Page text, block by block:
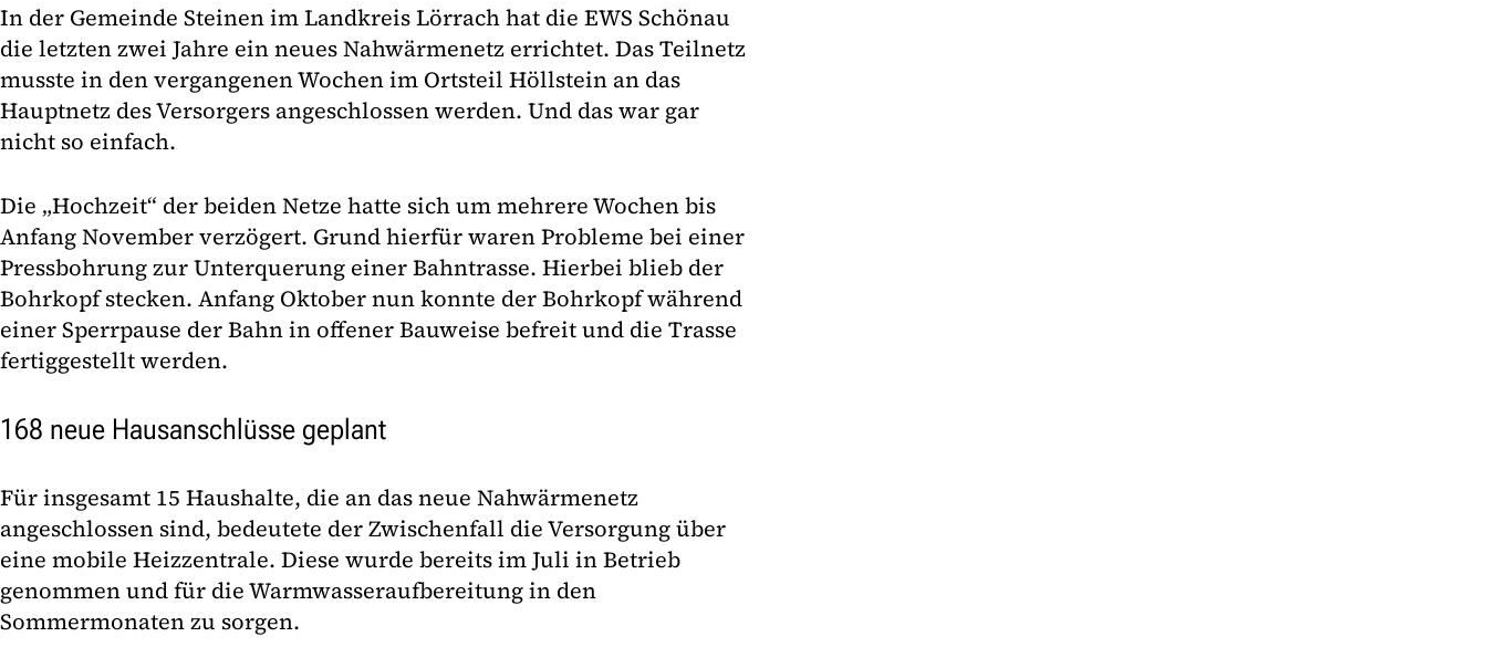
In der Gemeinde Steinen im Landkreis Lörrach hat die EWS Schönau
die letzten zwei Jahre ein neues Nahwärmenetz errichtet. Das Teilnetz
musste in den vergangenen Wochen im Ortsteil Höllstein an das
Hauptnetz des Versorgers angeschlossen werden. Und das war gar
nicht so einfach.
Die „Hochzeit“ der beiden Netze hatte sich um mehrere Wochen bis
Anfang November verzögert. Grund hierfür waren Probleme bei einer
Pressbohrung zur Unterquerung einer Bahntrasse. Hierbei blieb der
Bohrkopf stecken. Anfang Oktober nun konnte der Bohrkopf während
einer Sperrpause der Bahn in offener Bauweise befreit und die Trasse
fertiggestellt werden.
168 neue Hausanschlüsse geplant
Für insgesamt 15 Haushalte, die an das neue Nahwärmenetz
angeschlossen sind, bedeutete der Zwischenfall die Versorgung über
eine mobile Heizzentrale. Diese wurde bereits im Juli in Betrieb
genommen und für die Warmwasseraufbereitung in den
Sommermonaten zu sorgen.